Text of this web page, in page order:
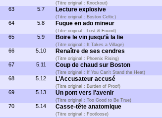
(Titre original : Knockout)
63
5.7 Lecture explosive
(Titre original : Boston Celtic)
64
5.8 Fugue en ado mineur
(Titre original : Lost & Found)
65
5.9 Boire le vin jusqu’à la lie
(Titre original : It Takes a Village)
66
5.10 Renaître de ses cendres
(Titre original : Phoenix Rising)
67
5.11 Coup de chaud sur Boston
(Titre original : If You Can't Stand the Heat)
68
5.12 L’Accusateur accusé
(Titre original : Burden of Proof)
69
5.13 Un pont vers l'avenir
(Titre original : Too Good to Be True)
70
5.14 Casse-tête anatomique
(Titre original : Footloose)